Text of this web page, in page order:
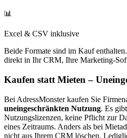
📊
Excel & CSV inklusive
Beide Formate sind im Kauf
direkt in Ihr CRM, Ihre Marketing-
Kaufen statt Mieten –
Bei AdressMonster kaufen Sie
uneingeschränkten Nutzung. Es
Nutzungslizenzen, keine Pflicht zur
eines Zeitraums. Anders als bei
nicht aus Ihrem CRM löschen.